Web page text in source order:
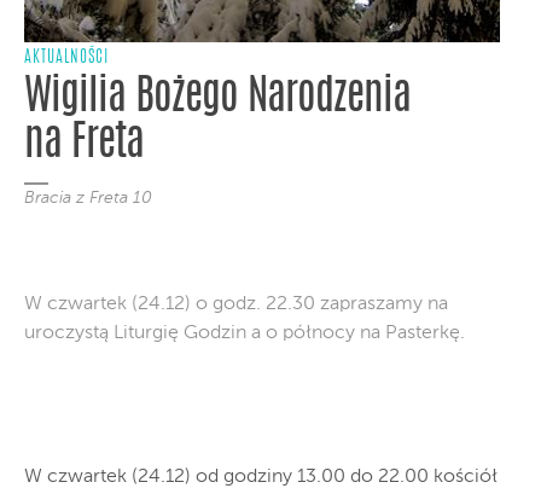
AKTUALNOŚCI
Wigilia Bożego Narodzenia
na Freta
Bracia z Freta 10
W czwartek (24.12) o godz. 22.30 zapraszamy na
uroczystą Liturgię Godzin a o północy na Pasterkę.
W czwartek (24.12) od godziny 13.00 do 22.00 kościół